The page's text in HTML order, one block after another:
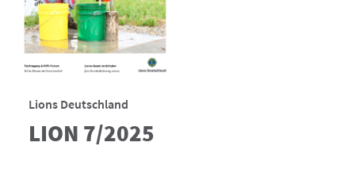
Lions Deutschland
LION 7/2025